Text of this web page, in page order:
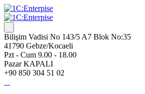
Bilişim Vadisi No 143/5 A7 Blok No:35
41790 Gebze/Kocaeli
Pzt - Cum 9.00 - 18.00
Pazar KAPALI
+90 850 304 51 02